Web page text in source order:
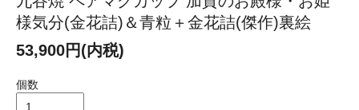
様気分(金花詰)＆青粒＋金花詰(傑作)裏絵
53,900円(内税)
個数